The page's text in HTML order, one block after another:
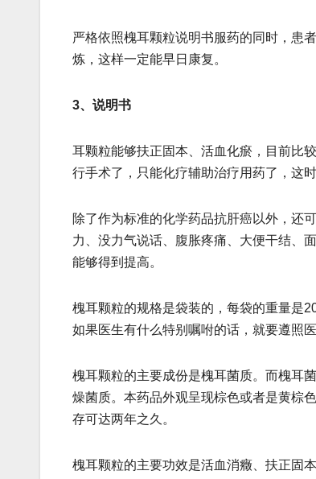
严格依照槐耳颗粒说明书服药的同时，患
炼，这样一定能早日康复。
3、说明书
耳颗粒能够扶正固本、活血化瘀，目前比
行手术了，只能化疗辅助治疗用药了，这
除了作为标准的化学药品抗肝癌以外，还
力、没力气说话、腹胀疼痛、大便干结、
能够得到提高。
槐耳颗粒的规格是袋装的，每袋的重量是
如果医生有什么特别嘱咐的话，就要遵照
槐耳颗粒的主要成份是槐耳菌质。而槐耳
燥菌质。本药品外观呈现棕色或者是黄棕
存可达两年之久。
槐耳颗粒的主要功效是活血消癥、扶正固